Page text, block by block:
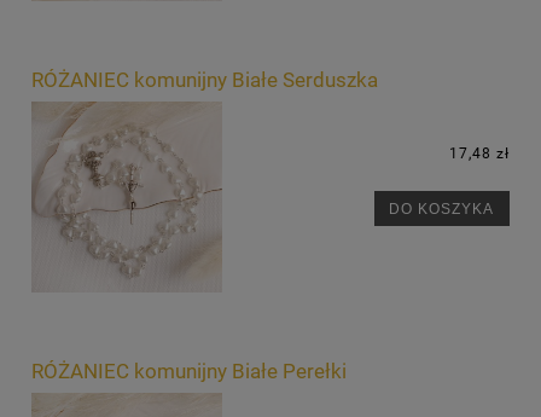
RÓŻANIEC komunijny Białe Serduszka
17,48 zł
DO KOSZYKA
RÓŻANIEC komunijny Białe Perełki